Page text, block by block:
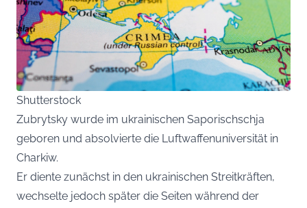
Shutterstock
Zubrytsky wurde im ukrainischen Saporischschja
geboren und absolvierte die Luftwaffenuniversität in
Charkiw.
Er diente zunächst in den ukrainischen Streitkräften,
wechselte jedoch später die Seiten während der